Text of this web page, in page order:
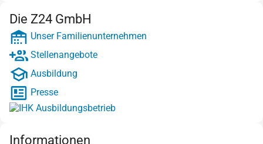
Die Z24 GmbH
Unser Familienunternehmen
Stellenangebote
Ausbildung
Presse
Informationen